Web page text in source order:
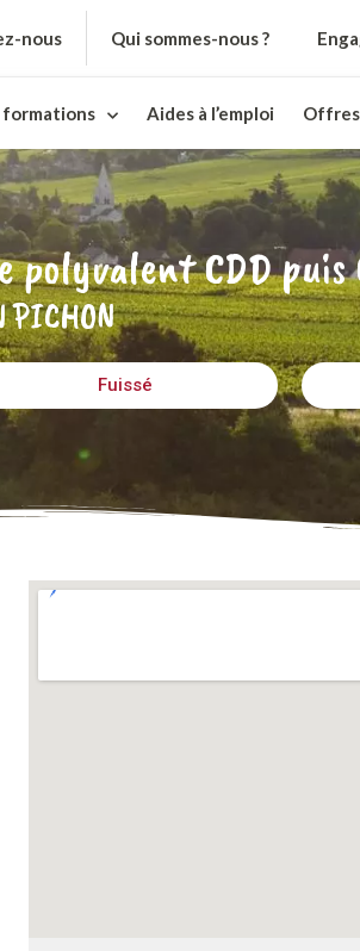
nous Qui sommes-nous ?
formations Aides à l’emploi Offres
polyvalent CDD puis
PICHON
Fuissé